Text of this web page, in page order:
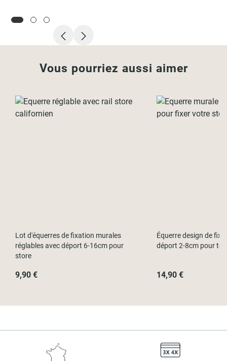
Vous pourriez aussi aimer
Lot d'équerres de fixation murales
réglables avec déport 6-16cm pour
store
9,90 €
Équerre design de
déport 2-8cm pour
14,90 €